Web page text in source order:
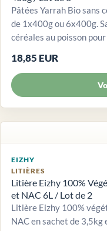
Pâtées Yarrah Bio sans
de 1x400g ou 6x400g.
céréales au poisson
18,85 EUR
EIZHY
LITIÈRES
Litière Eizhy 100%
et NAC 6L / Lot de 2
Litière Eizhy 100%
NAC en sachet de